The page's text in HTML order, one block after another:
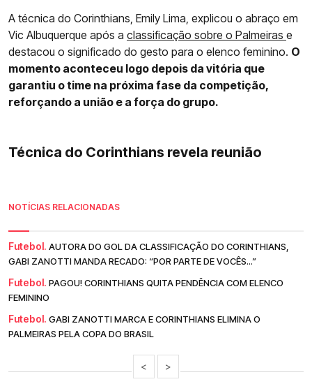
A técnica do Corinthians, Emily Lima, explicou o abraço em
Vic Albuquerque após a classificação sobre o Palmeiras e
destacou o significado do gesto para o elenco feminino. O
momento aconteceu logo depois da vitória que
garantiu o time na próxima fase da competição,
reforçando a união e a força do grupo.
Técnica do Corinthians revela reunião
NOTÍCIAS RELACIONADAS
Futebol. AUTORA DO GOL DA CLASSIFICAÇÃO DO CORINTHIANS,
GABI ZANOTTI MANDA RECADO: “POR PARTE DE VOCÊS...”
Futebol. PAGOU! CORINTHIANS QUITA PENDÊNCIA COM ELENCO
FEMININO
Futebol. GABI ZANOTTI MARCA E CORINTHIANS ELIMINA O
PALMEIRAS PELA COPA DO BRASIL
< >